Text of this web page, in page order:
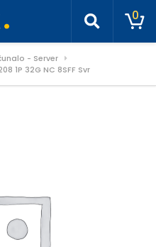
0
- Server
1P 32G NC 8SFF Svr